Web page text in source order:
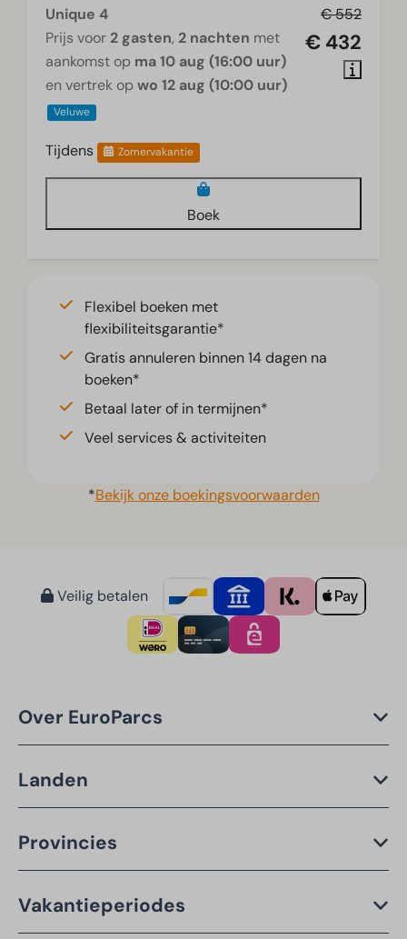
€ 552
€ 432
Unique 4
Prijs voor 2 gasten, 2 nachten met
aankomst op ma 10 aug (16:00 uur)
en vertrek op wo 12 aug (10:00 uur)
Veluwe
Tijdens Zomervakantie
Boek
Flexibel boeken met
flexibiliteitsgarantie*
Gratis annuleren binnen 14 dagen na
boeken*
Betaal later of in termijnen*
Veel services & activiteiten
*Bekijk onze boekingsvoorwaarden
Veilig betalen
Over EuroParcs
Landen
Provincies
Vakantieperiodes